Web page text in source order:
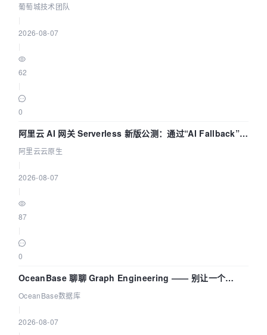
参数为什么不生效？| 葡萄城技术团队
葡萄城技术团队
2026-08-07
62
0
阿里云 AI 网关 Serverless 新版公测：通过“AI Fallback”与
拓扑可视化构建 AI 流量治理底座
阿里云云原生
2026-08-07
87
0
OceanBase 聊聊 Graph Engineering —— 别让一个
Agent 既当运动员又
OceanBase数据库
2026-08-07